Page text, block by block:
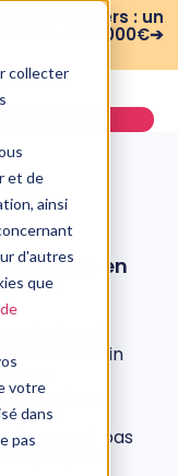
collecter
et de
ainsi
d'autres
que
votre
dans
pas
et managers : un
moins de 3 000€➔
en
qui est à
le besoin
proches
ou
pas
propres